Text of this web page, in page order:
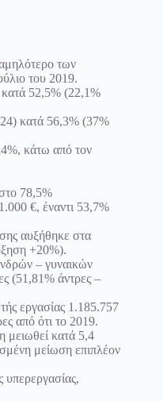
των
του 2019.
52,5% (22,1%
κατά 56,3% (37%
κάτω από τον
78,5%
€, έναντι 53,7%
αυξήθηκε στα
+20%).
– γυναικών
(51,81% άντρες –
εργασίας 1.185.757
από ότι το 2019.
μειωθεί κατά 5,4
μείωση επιπλέον
υπερεργασίας,